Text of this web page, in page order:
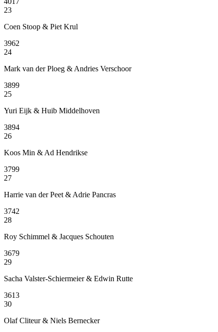
23
Coen Stoop & Piet Krul
3962
24
Mark van der Ploeg & Andries Verschoor
3899
25
Yuri Eijk & Huib Middelhoven
3894
26
Koos Min & Ad Hendrikse
3799
27
Harrie van der Peet & Adrie Pancras
3742
28
Roy Schimmel & Jacques Schouten
3679
29
Sacha Valster-Schiermeier & Edwin Rutte
3613
30
Olaf Cliteur & Niels Bernecker